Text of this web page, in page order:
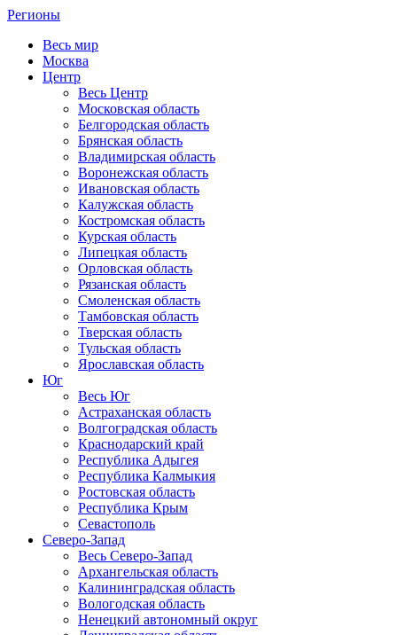
Регионы
Весь мир
Москва
Центр
Весь Центр
Московская область
Белгородская область
Брянская область
Владимирская область
Воронежская область
Ивановская область
Калужская область
Костромская область
Курская область
Липецкая область
Орловская область
Рязанская область
Смоленская область
Тамбовская область
Тверская область
Тульская область
Ярославская область
Юг
Весь Юг
Астраханская область
Волгоградская область
Краснодарский край
Республика Адыгея
Республика Калмыкия
Ростовская область
Республика Крым
Севастополь
Северо-Запад
Весь Северо-Запад
Архангельская область
Калининградская область
Вологодская область
Ненецкий автономный округ